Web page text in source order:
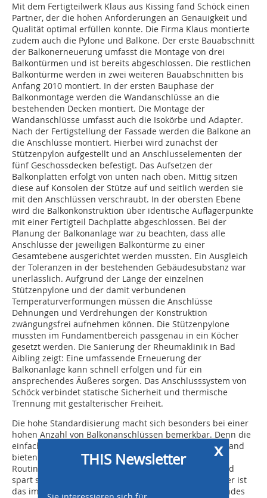
Mit dem Fertigteilwerk Klaus aus Kissing fand Schöck einen
Partner, der die hohen Anforderungen an Genauigkeit und
Qualität optimal erfüllen konnte. Die Firma Klaus montierte
zudem auch die Pylone und Balkone. Der erste Bauabschnitt
der Balkonerneuerung umfasst die Montage von drei
Balkontürmen und ist bereits abgeschlossen. Die restlichen
Balkontürme werden in zwei weiteren Bauabschnitten bis
Anfang 2010 montiert. In der ersten Bauphase der
Balkonmontage werden die Wandanschlüsse an die
bestehenden Decken montiert. Die Montage der
Wandanschlüsse umfasst auch die Isokörbe und Adapter.
Nach der Fertigstellung der Fassade werden die Balkone an
die Anschlüsse montiert. Hierbei wird zunächst der
Stützenpylon aufgestellt und an Anschlusselementen der
fünf Geschossdecken befestigt. Das Aufsetzen der
Balkonplatten erfolgt von unten nach oben. Mittig sitzen
diese auf Konsolen der Stütze auf und seitlich werden sie
mit den Anschlüssen verschraubt. In der obersten Ebene
wird die Balkonkonstruktion über identische Auflagerpunkte
mit einer Fertigteil Dachplatte abgeschlossen. Bei der
Planung der Balkonanlage war zu beachten, dass alle
Anschlüsse der jeweiligen Balkontürme zu einer
Gesamtebene ausgerichtet werden mussten. Ein Ausgleich
der Toleranzen in der bestehenden Gebäudesubstanz war
unerlässlich. Aufgrund der Länge der einzelnen
Stützenpylone und der damit verbundenen
Temperaturverformungen müssen die Anschlüsse
Dehnungen und Verdrehungen der Konstruktion
zwängungsfrei aufnehmen können. Die Stützenpylone
mussten im Fundamentbereich passgenau in ein Köcher
gesetzt werden. Die Sanierung der Rheumaklinik in Bad
Aibling zeigt: Eine umfassende Erneuerung der
Balkonanlage kann schnell erfolgen und für ein
ansprechendes Äußeres sorgen. Das Anschlusssystem von
Schöck verbindet statische Sicherheit und thermische
Trennung mit gestalterischer Freiheit.
Die hohe Standardisierung macht sich besonders bei einer
hohen Anzahl von Balkonanschlüssen bemerkbar. Denn die
einfache Kalkulation und der einmalige Planungsaufwand
bieten dann enormes Einsparpotential. Die erzeugte
Routine verkürzt die Montagezeit auf der Baustelle und
spart somit weitere Kosten. Für den Immobilienbesitzer ist
das im Hinblick auf die Kosten des Sanierungsleerstandes
x
THIS Newsletter